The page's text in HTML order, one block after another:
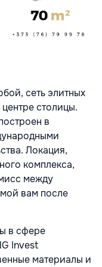
сеть элитных
столицы.
в
Локация,
комплекса,
между
вам после
в сфере
Invest
материалы и